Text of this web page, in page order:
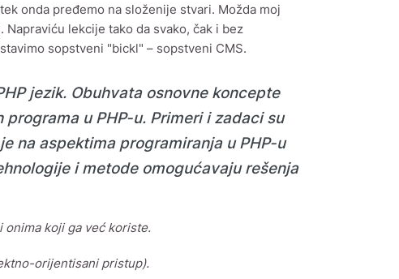
onda pređemo na složenije stvari. Možda moj
lekcije tako da svako, čak i bez
sopstveni "bickl" – sopstveni CMS.
jezik. Obuhvata osnovne koncepte
u PHP-u. Primeri i zadaci su
na aspektima programiranja u PHP-u
i metode omogućavaju rešenja
onima koji ga već koriste.
orijentisani pristup).